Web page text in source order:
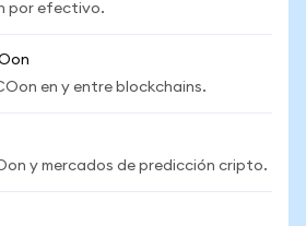
por efectivo.
en y entre blockchains.
y mercados de predicción cripto.